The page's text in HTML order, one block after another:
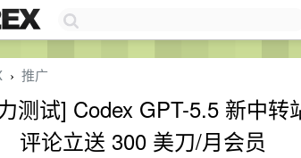
› 推广
测试] Codex GPT-5.5 新中
评论立送 300 美刀/月会员